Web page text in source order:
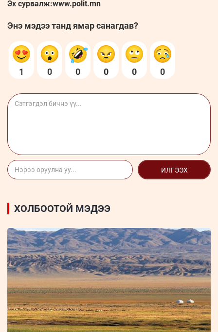
Эх сурвалж:www.polit.mn
Энэ мэдээ танд ямар санагдав?
1 0 0 0 0 0
ИЛГЭЭХ
ХОЛБООТОЙ МЭДЭЭ